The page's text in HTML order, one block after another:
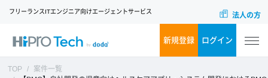
フリーランスITエンジニア向けエージェントサービス 法人の方
新規登録 ログイン
TOP
案件一覧